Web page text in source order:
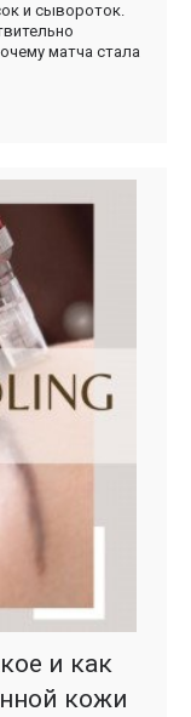
и сывороток.
матча стала
и как
кожи